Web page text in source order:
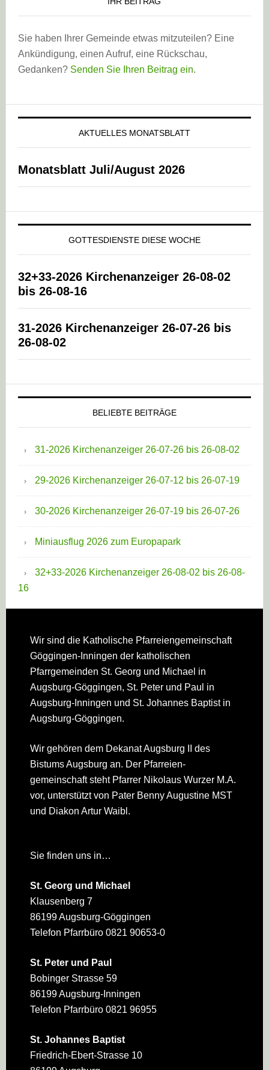
Sie haben Ihrer Gemeinde etwas mitzuteilen? Eine
Ankündigung, einen Aufruf, eine Rückschau,
Gedanken? Senden Sie Ihren Beitrag ein.
AKTUELLES MONATSBLATT
Monatsblatt Juli/August 2026
GOTTESDIENSTE DIESE WOCHE
32+33-2026 Kirchenanzeiger 26-08-02
bis 26-08-16
31-2026 Kirchenanzeiger 26-07-26 bis
26-08-02
BELIEBTE BEITRÄGE
31-2026 Kirchenanzeiger 26-07-26 bis 26-08-02
29-2026 Kirchenanzeiger 26-07-12 bis 26-07-19
30-2026 Kirchenanzeiger 26-07-19 bis 26-07-26
Miniausflug 2026 zum Europapark
32+33-2026 Kirchenanzeiger 26-08-02 bis 26-08-
16
Footer
Wir sind die Katholische Pfarreien­gemeinschaft
Göggingen-Inningen der katholischen
Pfarrgemeinden St. Georg und Michael in
Augsburg-Göggingen, St. Peter und Paul in
Augsburg-Inningen und St. Johannes Baptist in
Augsburg-Göggingen.
Wir gehören dem Dekanat Augsburg II des
Bistums Augsburg an. Der Pfarreien­
gemeinschaft steht Pfarrer Nikolaus Wurzer M.A.
vor, unterstützt von Pater Benny Augustine MST
und Diakon Artur Waibl.
Sie finden uns in…
St. Georg und Michael
Klausenberg 7
86199 Augsburg-Göggingen
Telefon Pfarrbüro 0821 90653-0
St. Peter und Paul
Bobinger Strasse 59
86199 Augsburg-Inningen
Telefon Pfarrbüro 0821 96955
St. Johannes Baptist
Friedrich-Ebert-Strasse 10